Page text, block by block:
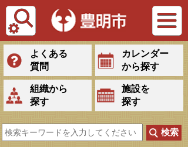
Tiếng Việt
よくある
質問
カレンダー
から探す
組織から
探す
施設を
探す